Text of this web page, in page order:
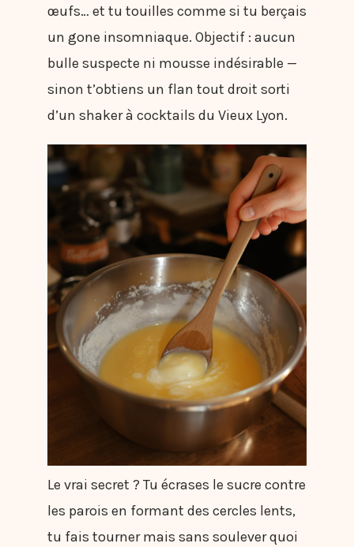
œufs… et tu touilles comme si tu berçais
un gone insomniaque. Objectif : aucun
bulle suspecte ni mousse indésirable —
sinon t’obtiens un flan tout droit sorti
d’un shaker à cocktails du Vieux Lyon.
Le vrai secret ? Tu écrases le sucre contre
les parois en formant des cercles lents,
tu fais tourner mais sans soulever quoi